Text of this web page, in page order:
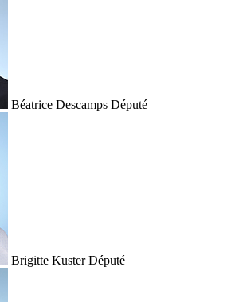
Béatrice Descamps Député
Brigitte Kuster Député